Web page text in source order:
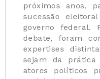
próximos anos,
sucessão
governo federal.
debate, foram
expertises
sejam da prática
atores políticos